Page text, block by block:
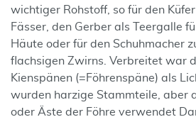
wichtiger Rohstoff, so für den
Fässer, den Gerber als Teergalle
Häute oder für den Schuhmacher
flachsigen Zwirns. Verbreitet war
Kienspänen (=Föhrenspäne) als
wurden harzige Stammteile, aber
oder Äste der Föhre verwendet